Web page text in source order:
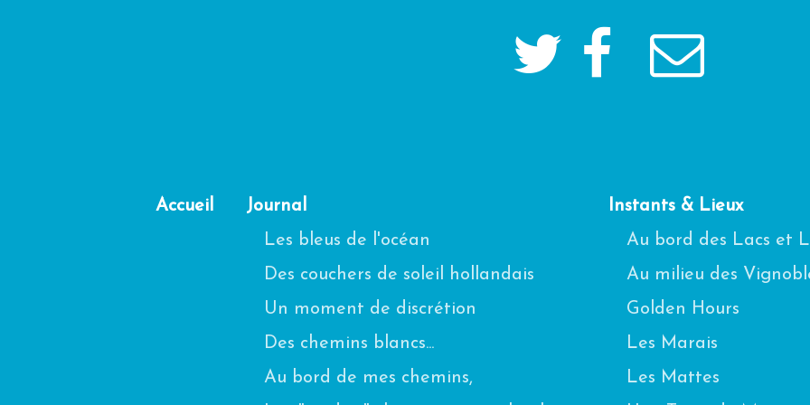
Accueil
Journal
Les bleus de l'océan
Des couchers de soleil hollandais
Un moment de discrétion
Des chemins blancs...
Au bord de mes chemins,
Instants & Lieux
Au bord des Lacs et
Au milieu des
Golden Hours
Les Marais
Les Mattes